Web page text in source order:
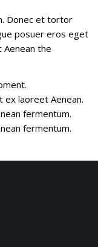
Donec et tortor
posuer eros eget
the
ex laoreet Aenean.
fermentum.
fermentum.